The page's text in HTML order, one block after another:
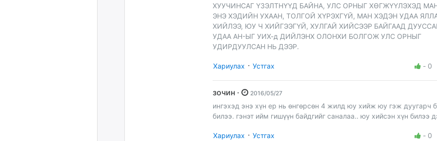
ХУУЧИНСАГ ҮЗЭЛТНҮҮД БАЙНА, УЛС ОРНЫГ ХӨГЖҮҮЛЭХЭД
ЭНЭ ХЭДИЙН УХААН, ТОЛГОЙ ХҮРЭХГҮЙ, МАН ХЭДЭН УДАА
ХИЙЛЭЭ, ЮУ Ч ХИЙГЭЭГҮЙ, ХУЛГАЙ ХИЙСЭЭР БАЙГААД
УДАА АН-ЫГ УИХ-д ДИЙЛЭНХ ОЛОНХИ БОЛГОЖ УЛС ОРНЫГ
УДИРДУУЛСАН НЬ ДЭЭР.
Хариулах · Устгах - 0
зочин · 2016/05/27
ингэхэд энэ хүн ер нь өнгөрсөн 4 жилд юу хийж юу гэж дуугарч
билээ. гэнэт ийм гишүүн байдгийг саналаа.. юу хийсэн хүн билээ
Хариулах · Устгах - 0